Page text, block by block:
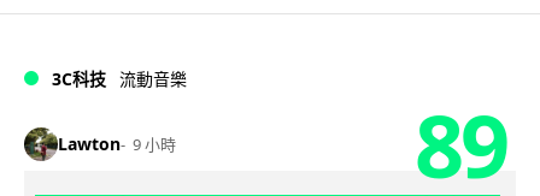
3C科技 流動音樂
Lawton 9 小時 89